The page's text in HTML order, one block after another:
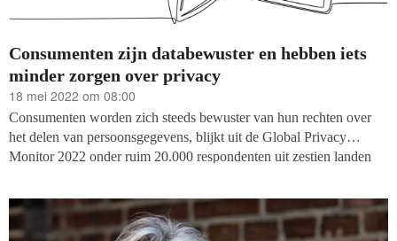
Consumenten zijn databewuster en hebben iets
minder zorgen over privacy
18 mei 2022 om 08:00
Consumenten worden zich steeds bewuster van hun rechten over
het delen van persoonsgegevens, blijkt uit de Global Privacy
Monitor 2022 onder ruim 20.000 respondenten uit zestien landen
organisatie waarmee zij data delen vertrouwen geeft en men een
relevant, gepersonaliseerd aanbod ervoor terugkrijgt.